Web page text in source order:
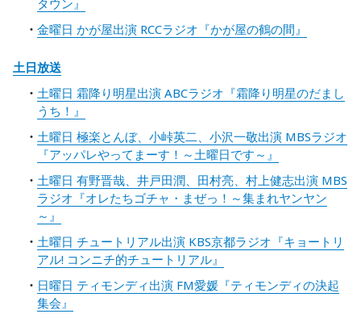
タウン』
金曜日 かが屋出演 RCCラジオ『かが屋の鶴の間』
土日放送
土曜日 霜降り明星出演 ABCラジオ『霜降り明星のだまし
うち！』
土曜日 極楽とんぼ、小峠英二、小沢一敬出演 MBSラジオ
『アッパレやってまーす！～土曜日です～』
土曜日 有野晋哉、井戸田潤、田村亮、村上健志出演 MBS
ラジオ『オレたちゴチャ・まぜっ！～集まれヤンヤン
～』
土曜日 チュートリアル出演 KBS京都ラジオ『キョートリ
アル! コンニチ的チュートリアル』
日曜日 ティモンディ出演 FM愛媛『ティモンディの決起
集会』